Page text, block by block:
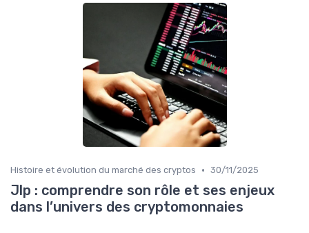
Histoire et évolution du marché des cryptos • 30/11/2025
Jlp : comprendre son rôle et ses enjeux
dans l’univers des cryptomonnaies